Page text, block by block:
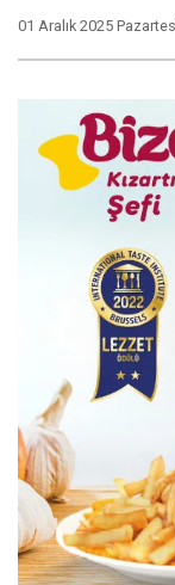
01 Aralık 2025